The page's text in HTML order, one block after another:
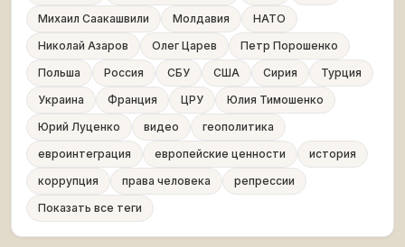
Михаил Саакашвили
Молдавия
НАТО
Николай Азаров
Олег Царев
Петр Порошенко
Польша
Россия СБУ США Сирия
Турция
Украина
Франция ЦРУ
Юлия Тимошенко
Юрий Луценко
видео
геополитика
евроинтеграция
европейские ценности
история
коррупция
права человека
репрессии
Показать все теги